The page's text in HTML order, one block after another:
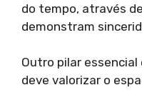
do tempo, através
demonstram
Outro pilar essencial
deve valorizar o